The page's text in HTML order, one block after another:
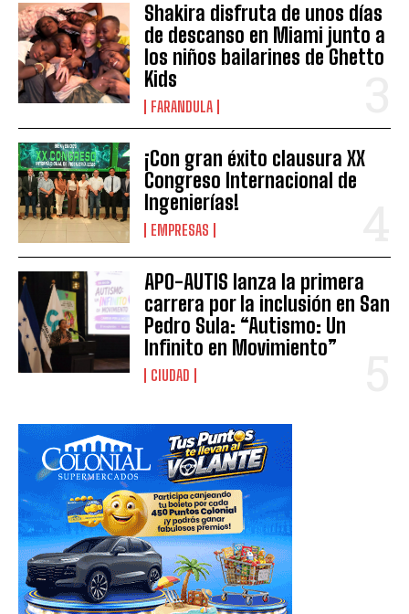
Shakira disfruta de unos días
de descanso en Miami junto a
los niños bailarines de Ghetto
Kids
FARANDULA
¡Con gran éxito clausura XX
Congreso Internacional de
Ingenierías!
EMPRESAS
APO-AUTIS lanza la primera
carrera por la inclusión en San
Pedro Sula: “Autismo: Un
Infinito en Movimiento”
CIUDAD